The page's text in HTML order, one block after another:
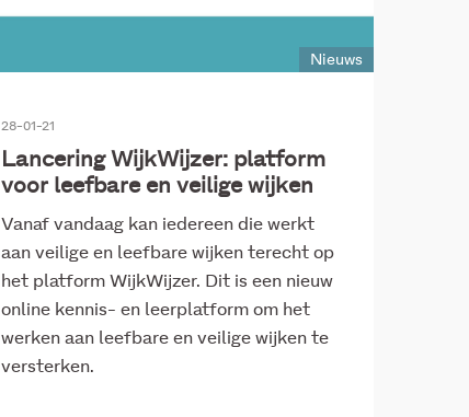
Nieuws
28-01-21
Lancering WijkWijzer: platform
voor leefbare en veilige wijken
Vanaf vandaag kan iedereen die werkt
aan veilige en leefbare wijken terecht op
het platform WijkWijzer. Dit is een nieuw
online kennis- en leerplatform om het
werken aan leefbare en veilige wijken te
versterken.